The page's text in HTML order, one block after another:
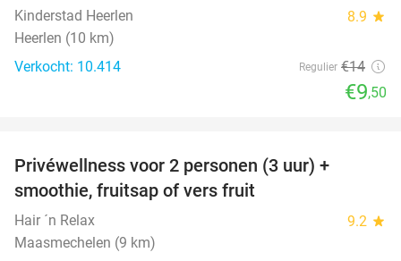
Kinderstad Heerlen 8.9 star
Heerlen (10 km)
Verkocht: 10.414
Regulier €14
€9,50
Privéwellness voor 2 personen (3 uur) +
smoothie, fruitsap of vers fruit
Hair ´n Relax 9.2 star
Maasmechelen (9 km)